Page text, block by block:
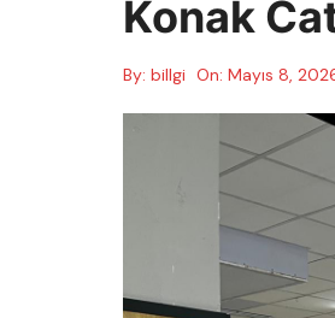
Konak
By: billgi On: Mayıs 8,